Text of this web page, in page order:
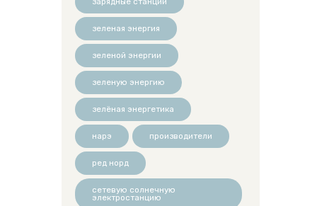
зеленая энергия
зеленой энергии
зеленую энергию
зелёная энергетика
нарэ производители
ред норд
сетевую солнечную
электростанцию